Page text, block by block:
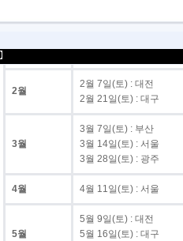
2월
2월 7일(토) : 대전
2월 21일(토) : 대구
3월
3월 7일(토) : 부산
3월 14일(토) : 서울
3월 28일(토) : 광주
4월 4월 11일(토) : 서울
5월
5월 9일(토) : 대전
5월 16일(토) : 대구